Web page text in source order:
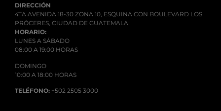
DIRECCIÓN
4TA AVENIDA 18-30 ZONA 10, ESQUINA CON BOULEVARD LOS
PRÓCERES, CIUDAD DE GUATEMALA
HORARIO:
LUNES A SÁBADO
08:00 A 19:00 HORAS
DOMINGO
10:00 A 18:00 HORAS
TELÉFONO: +502 2505 3000